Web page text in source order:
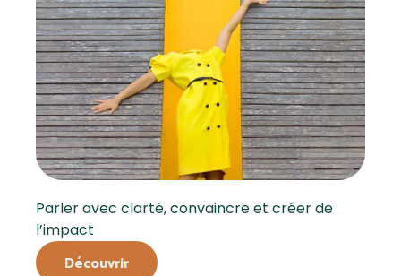
Parler avec clarté, convaincre et créer de
l’impact
Découvrir